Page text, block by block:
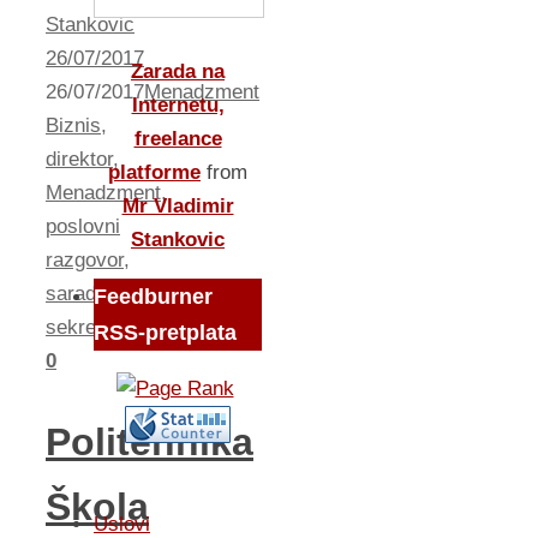
Stankovic
26/07/2017
26/07/2017Menadzment
Biznis,
direktor,
Menadzment,
poslovni
razgovor,
saradnik,
sekretarica
0
Politehnika
Škola
Zarada na
Internetu,
freelance
platforme from
Mr Vladimir
Stankovic
Feedburner
RSS-pretplata
Uslovi